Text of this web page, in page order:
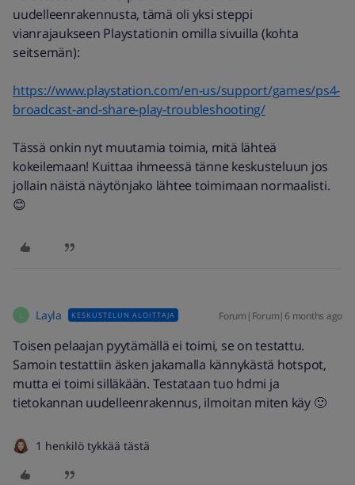
uudelleenrakennusta, tämä oli yksi steppi
vianrajaukseen Playstationin omilla sivuilla (kohta
seitsemän):
https://www.playstation.com/en-us/support/games/ps4-
broadcast-and-share-play-troubleshooting/
Tässä onkin nyt muutamia toimia, mitä lähteä
kokeilemaan! Kuittaa ihmeessä tänne keskusteluun jos
jollain näistä näytönjako lähtee toimimaan normaalisti.
😊
L Layla KESKUSTELUN ALOITTAJA Forum|Forum|6 months ago
Toisen pelaajan pyytämällä ei toimi, se on testattu.
Samoin testattiin äsken jakamalla kännykästä hotspot,
mutta ei toimi silläkään. Testataan tuo hdmi ja
tietokannan uudelleenrakennus, ilmoitan miten käy 🙂
1 henkilö tykkää tästä